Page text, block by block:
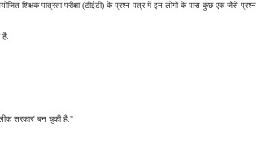
शिक्षक पात्रता परीक्षा (टीईटी) के प्रश्न पत्र में इन लोगों के पास कुछ एक जैसे प्रश्न
लीक सरकार' बन चुकी है."